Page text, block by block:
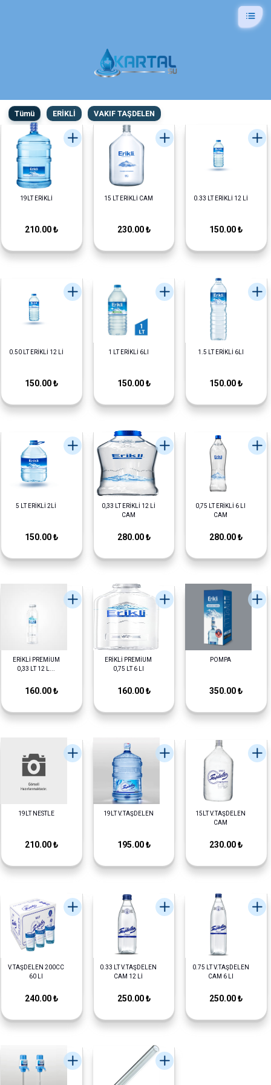
Tümü ERİKLİ VAKIF TAŞDELEN
19LT ERİKLİ
210.00 ₺
15 LT ERİKLİ CAM
230.00 ₺
0.33 LT ERİKLİ 12 Lİ
150.00 ₺
0.50 LT ERİKLİ 12 Lİ
150.00 ₺
1 LT ERİKLİ 6LI
150.00 ₺
1.5 LT ERİKLİ 6LI
150.00 ₺
5 LT ERİKLİ 2Lİ
150.00 ₺
0,33 LT ERİKLİ 12 Lİ
CAM
280.00 ₺
0,75 LT ERİKLİ 6 LI
CAM
280.00 ₺
ERİKLİ PREMİUM
0,33 LT 12 L...
160.00 ₺
ERİKLİ PREMİUM
0,75 LT 6 LI
160.00 ₺
POMPA
350.00 ₺
19LT NESTLE
210.00 ₺
19LT V.TAŞDELEN
195.00 ₺
15LT V.TAŞDELEN
CAM
230.00 ₺
V.TAŞDELEN 200CC
60 LI
240.00 ₺
0.33 LT V.TAŞDELEN
CAM 12 Lİ
250.00 ₺
0.75 LT V.TAŞDELEN
CAM 6 LI
250.00 ₺